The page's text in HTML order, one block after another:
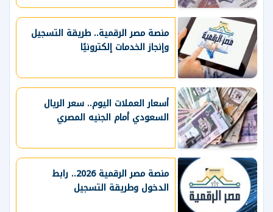
منصة مصر الرقمية.. طريقة التسجيل
وإنجاز الخدمات إلكترونيًا
أسعار العملات اليوم.. سعر الريال
السعودي أمام الجنيه المصري
منصة مصر الرقمية 2026.. رابط
الدخول وطريقة التسجيل